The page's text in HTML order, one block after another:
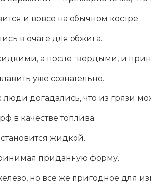
и вовсе на обычном костре.
в очаге для обжига.
а после твердыми, и
уже сознательно.
люди догадались, что из грязи
в качестве топлива.
становится жидкой.
приданную форму.
но все же пригодное для